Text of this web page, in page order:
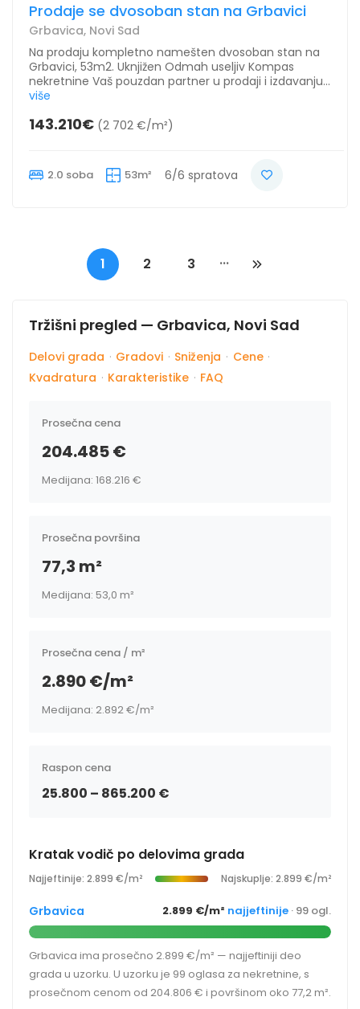
Prodaje se dvosoban stan na Grbavici
Grbavica, Novi Sad
Na prodaju kompletno namešten dvosoban stan na
Grbavici, 53m2. Uknjižen Odmah useljiv Kompas
nekretnine Vaš pouzdan partner u prodaji i izdavanju...
više
143.210€ (2 702 €/m²)
2.0 soba 53m² 6/6 spratova
1 2 3 ...
Tržišni pregled — Grbavica, Novi Sad
Delovi grada · Gradovi · Sniženja · Cene ·
Kvadratura · Karakteristike · FAQ
Prosečna cena
204.485 €
Medijana: 168.216 €
Prosečna površina
77,3 m²
Medijana: 53,0 m²
Prosečna cena / m²
2.890 €/m²
Medijana: 2.892 €/m²
Raspon cena
25.800 – 865.200 €
Kratak vodič po delovima grada
Najjeftinije: 2.899 €/m² Najskuplje: 2.899 €/m²
Grbavica 2.899 €/m² najjeftinije · 99 ogl.
Grbavica ima prosečno 2.899 €/m² — najjeftiniji deo
grada u uzorku. U uzorku je 99 oglasa za nekretnine, s
prosečnom cenom od 204.806 € i površinom oko 77,2 m².